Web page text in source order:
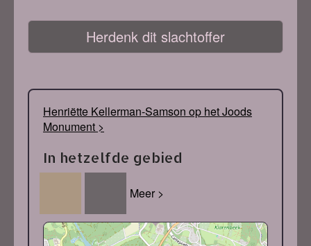
Herdenk dit slachtoffer
Henriëtte Kellerman-Samson op het Joods
Monument >
In hetzelfde gebied
Meer >